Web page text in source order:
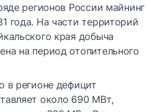
регионов России майнинг
года. На части территорий
края добыча
на период отопительного
в регионе дефицит
около 690 МВт,